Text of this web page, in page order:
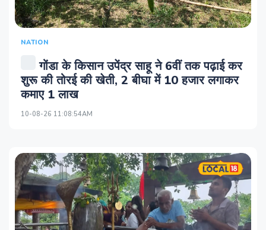
NATION
गोंडा के किसान उपेंद्र साहू ने 6वीं तक पढ़ाई कर
शुरू की तोरई की खेती, 2 बीघा में 10 हजार लगाकर
कमाए 1 लाख
10-08-26 11:08:54AM